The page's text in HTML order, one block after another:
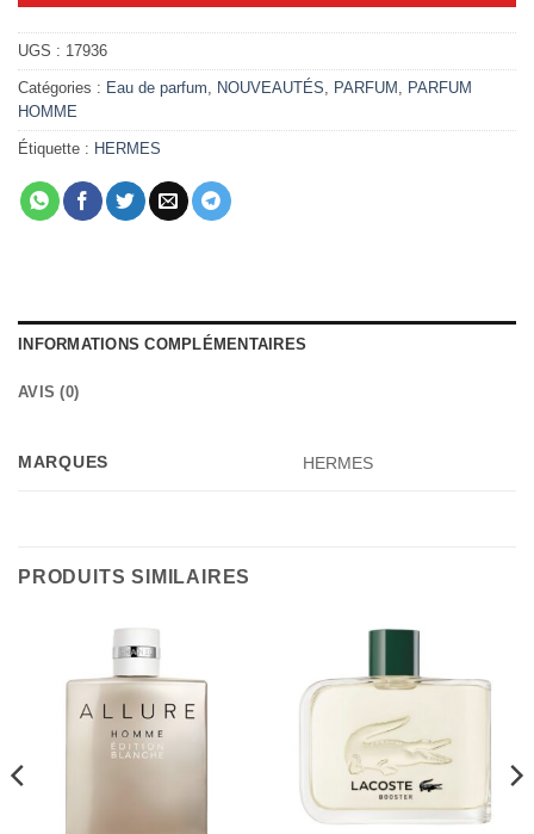
UGS : 17936
Catégories : Eau de parfum NOUVEAUTÉS PARFUM
PARFUM
HOMME
Étiquette : HERMES
INFORMATIONS COMPLÉMENTAIRES
AVIS (0)
MARQUES HERMES
PRODUITS SIMILAIRES